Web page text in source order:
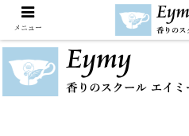
メニュー